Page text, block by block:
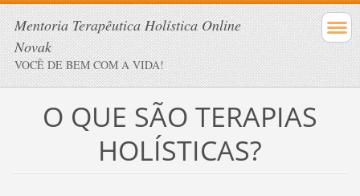
Mentoria Terapêutica Holística Online
Novak
VOCÊ DE BEM COM A VIDA!
O QUE SÃO TERAPIAS
HOLÍSTICAS?